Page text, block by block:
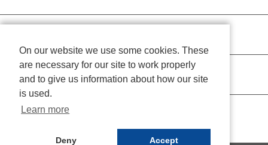
クッキーポリシー
On our website we use some cookies. These
are necessary for our site to work properly
and to give us information about how our site
is used.
Learn more
Deny Accept